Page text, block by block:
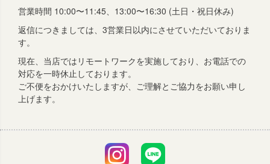
営業時間 10:00〜11:45、13:00〜16:30 (土日・祝日休み)
返信につきましては、3営業日以内にさせていただいておりま
す。
現在、当店ではリモートワークを実施しており、お電話での
対応を一時休止しております。
ご不便をおかけいたしますが、ご理解とご協力をお願い申し
上げます。